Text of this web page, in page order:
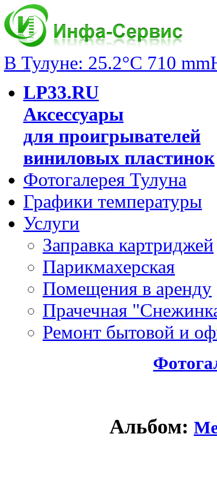
В Тулуне: 25.2°C 710
LP33.RU
Аксессуары
для проигрывателей
виниловых пластинок
Фотогалерея Тулуна
Графики температуры
Услуги
Заправка картриджей
Парикмахерская
Помещения в аренду
Прачечная
Ремонт бытовой и
Альбом: